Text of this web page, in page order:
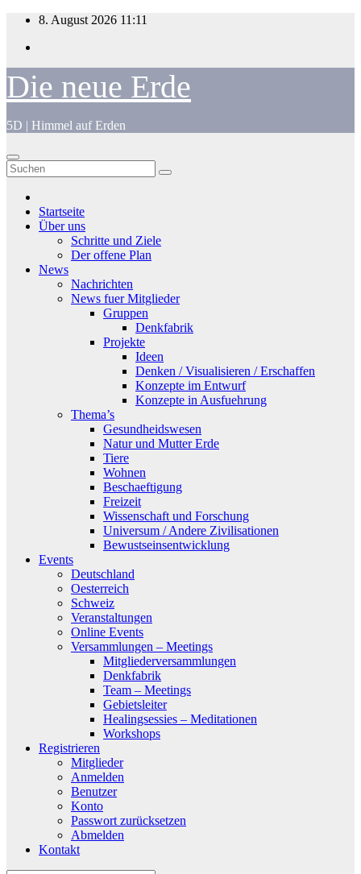
Zum
springen
8. August 2026 11:11
Die neue Erde
5D | Himmel auf Erden
Startseite
Über uns
Schritte und Ziele
Der offene Plan
News
Nachrichten
News fuer Mitglieder
Gruppen
Denkfabrik
Projekte
Ideen
Denken / Visualisieren / Erschaffen
Konzepte im Entwurf
Konzepte in Ausfuehrung
Thema’s
Gesundheidswesen
Natur und Mutter Erde
Tiere
Wohnen
Beschaeftigung
Freizeit
Wissenschaft und Forschung
Universum / Andere Zivilisationen
Bewustseinsentwicklung
Events
Deutschland
Oesterreich
Schweiz
Veranstaltungen
Online Events
Versammlungen – Meetings
Mitgliederversammlungen
Denkfabrik
Team – Meetings
Gebietsleiter
Healingsessies – Meditationen
Workshops
Registrieren
Mitglieder
Anmelden
Benutzer
Konto
Passwort zurücksetzen
Abmelden
Kontakt